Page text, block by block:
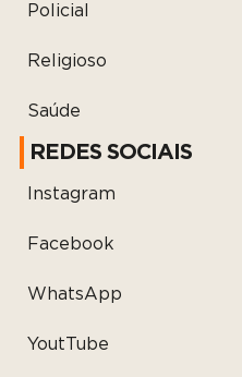
Policial
Religioso
Saúde
REDES SOCIAIS
Instagram
Facebook
WhatsApp
YoutTube